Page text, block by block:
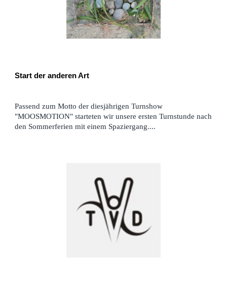
Start der anderen Art
Passend zum Motto der diesjährigen Turnshow
"MOOSMOTION" starteten wir unsere ersten Turnstunde nach
den Sommerferien mit einem Spaziergang....